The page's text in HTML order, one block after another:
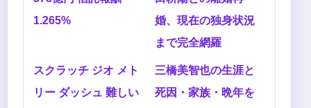
1.265%
婚、現在の独身状況
まで完全網羅
スクラッチ ジオ メト
リー ダッシュ 難しい
三橋美智也の生涯と
死因・家族・晩年を